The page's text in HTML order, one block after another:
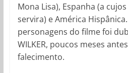
Mona Lisa), Espanha (a
servira) e América
personagens do filme foi
WILKER, poucos meses
falecimento.